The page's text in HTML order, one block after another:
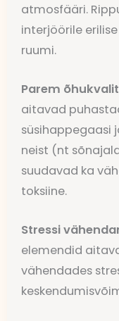
atmosfääri.
interjöörile
ruumi.
Parem
aitavad
süsihappegaasi
neist (nt
suudavad ka
toksiine.
Stressi
elemendid
vähendades